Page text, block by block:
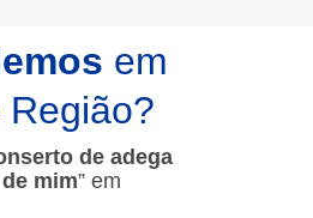
em
Região?
de adega
mim” em